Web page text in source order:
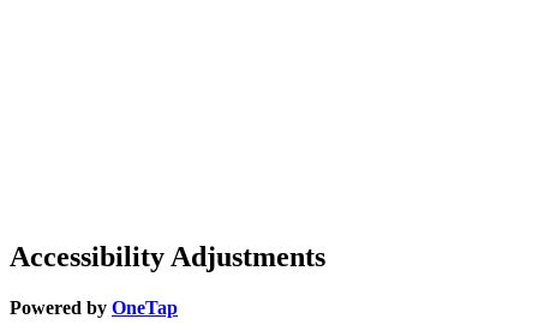
Accessibility Adjustments
Powered by OneTap